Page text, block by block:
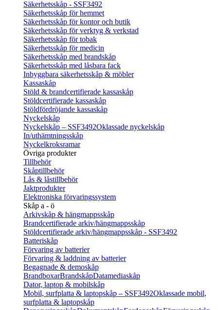
Säkerhetsskåp - SSF3492
Säkerhetsskåp för hemmet
Säkerhetsskåp för kontor och butik
Säkerhetsskåp för verktyg & verkstad
Säkerhetsskåp för tobak
Säkerhetsskåp för medicin
Säkerhetsskåp med brandskåp
Säkerhetsskåp med låsbara fack
Inbyggbara säkerhetsskåp & möbler
Kassaskåp
Stöld & brandcertifierade kassaskåp
Stöldcertifierade kassaskåp
Stöldfördröjande kassaskåp
Nyckelskåp
Nyckelskåp – SSF3492Oklassade nyckelskåp
In/uthämtningsskåp
Nyckelkroksramar
Övriga produkter
Tillbehör
Skåptillbehör
Lås & låstillbehör
Jaktprodukter
Elektroniska förvaringssystem
Skåp a - ö
Arkivskåp & hängmappsskåp
Brandcertifierade arkiv/hängmappsskåp
Stöldcertifierade arkiv/hängmappsskåp - SSF3492
Batteriskåp
Förvaring av batterier
Förvaring & laddning av batterier
Begagnade & demoskåp
BrandboxarBrandskåpDatamediaskåp
Dator, laptop & mobilskåp
Mobil, surfplatta & laptopskåp – SSF3492Oklassade mobil,
surfplatta & laptopskåp